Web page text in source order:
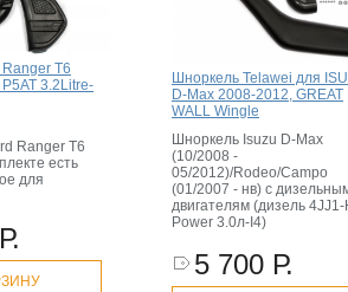
T6
3.2Litre-
Ranger T6
есть
для
Шноркель Telawei для
D-Max 2008-2012, GREAT
WALL Wingle
Шноркель Isuzu D-Max
(10/2008 -
05/2012)/Rodeo/Campo
(01/2007 - нв) с
двигателям (дизель 4JJ1-
Power 3.0л-I4)
5 700 Р.